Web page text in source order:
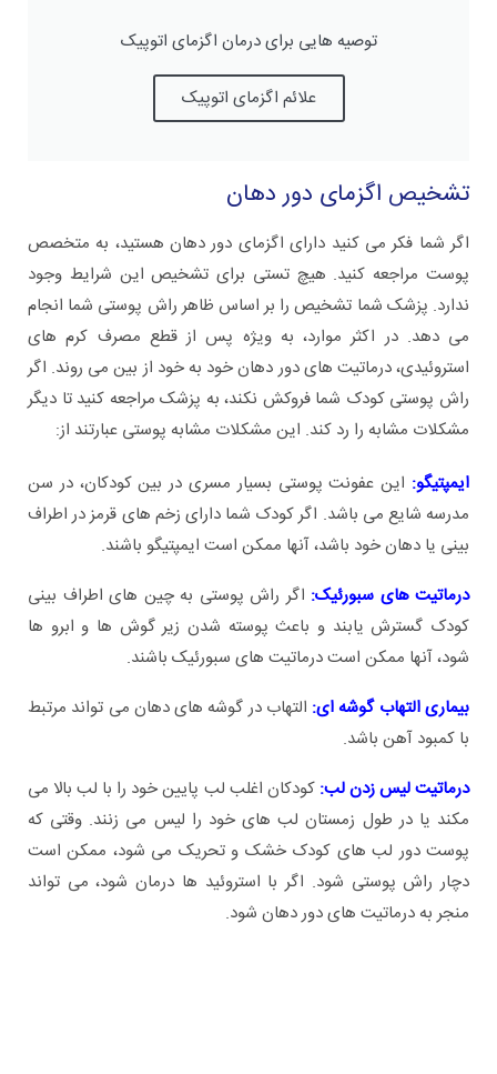
توصیه هایی برای درمان اگزمای اتوپیک
علائم اگزمای اتوپیک
تشخیص اگزمای دور دهان
اگر شما فکر می کنید دارای اگزمای دور دهان هستید، به متخصص
پوست مراجعه کنید. هیچ تستی برای تشخیص این شرایط وجود
ندارد. پزشک شما تشخیص را بر اساس ظاهر راش پوستی شما انجام
می دهد. در اکثر موارد، به ویژه پس از قطع مصرف کرم های
استروئیدی، درماتیت های دور دهان خود به خود از بین می روند. اگر
راش پوستی کودک شما فروکش نکند، به پزشک مراجعه کنید تا دیگر
مشکلات مشابه را رد کند. این مشکلات مشابه پوستی عبارتند از:
ایمپتیگو: این عفونت پوستی بسیار مسری در بین کودکان، در سن
مدرسه شایع می باشد. اگر کودک شما دارای زخم های قرمز در اطراف
بینی یا دهان خود باشد، آنها ممکن است ایمپتیگو باشند.
درماتیت های سبورئیک: اگر راش پوستی به چین های اطراف بینی
کودک گسترش یابند و باعث پوسته شدن زیر گوش ها و ابرو ها
شود، آنها ممکن است درماتیت های سبورئیک باشند.
بیماری التهاب گوشه ای: التهاب در گوشه های دهان می تواند مرتبط
با کمبود آهن باشد.
درماتیت لیس زدن لب: کودکان اغلب لب پایین خود را با لب بالا می
مکند یا در طول زمستان لب های خود را لیس می زنند. وقتی که
پوست دور لب های کودک خشک و تحریک می شود، ممکن است
دچار راش پوستی شود. اگر با استروئید ها درمان شود، می تواند
منجر به درماتیت های دور دهان شود.